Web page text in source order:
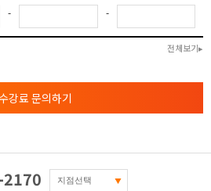
해
작도 )
어
원리
- -
전체보기
강료 문의하기